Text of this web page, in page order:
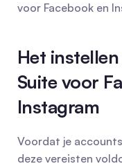
voor Facebook en
Het
Suite voor
Instagram
Voordat je
deze vereisten